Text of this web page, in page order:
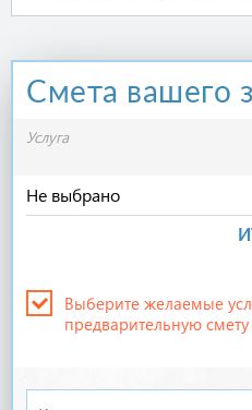
ИТОГО:
Смета вашего
Услуга
Не выбрано
Выберите желаемые
предварительную